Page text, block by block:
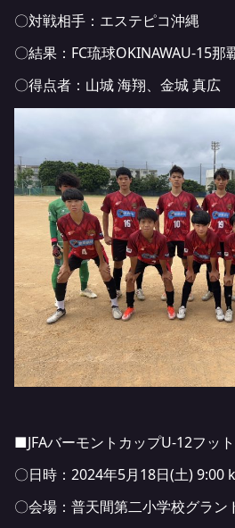
〇対戦相手：エステピコ沖縄
〇結果：FC琉球OKINAWAU-15那
〇得点者：山城 海翔、金城 真広
■JFAバーモントカップU-12フッ
〇日時：2024年5月18日(土) 9:00
〇会場：普天間第二小学校グラン